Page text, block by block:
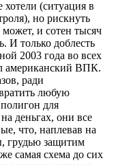
(ситуация в
но рискнуть
и сотен тысяч
И только доблесть
2003 года во всех
американский ВПК.
ради
любую
для
деньгах, они все
что, наплевав на
грудью защитим
самая схема до сих